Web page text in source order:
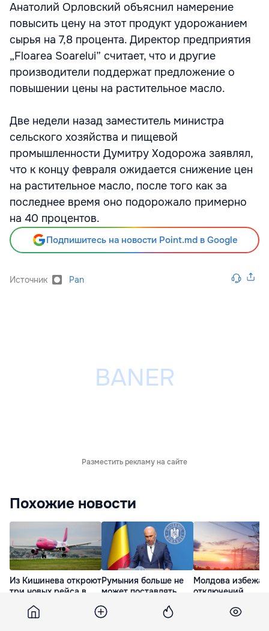
Анатолий Орловский объяснил намерение
повысить цену на этот продукт удорожанием
сырья на 7,8 процента. Директор предприятия
„Floarea Soarelui” считает, что и другие
производители поддержат предложение о
повышении цены на растительное масло.
Две недели назад заместитель министра
сельского хозяйства и пищевой
промышленности Думитру Ходорожа заявлял,
что к концу февраля ожидается снижение цен
на растительное масло, после того как за
последнее время оно подорожало примерно
на 40 процентов.
Подпишитесь на новости Point.md в Google
Источник Pan
Разместить рекламу на сайте
Похожие новости
Из Кишинева откроют
три новых рейса в
Франкфурт
Румыния больше не
может поставлять
Молдове в часы пик
Молдова
отключений
дефицит удалось